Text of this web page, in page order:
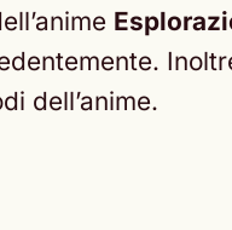
dell’anime.